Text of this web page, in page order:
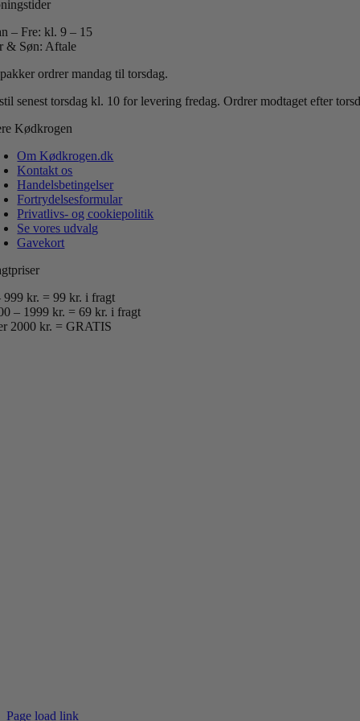
– Fre: kl. 9 – 15
& Søn: Aftale
ordrer mandag til torsdag.
senest torsdag kl. 10 for levering fredag.Ordrer modtaget efter
Kødkrogen
Om Kødkrogen.dk
Kontakt os
Handelsbetingelser
Fortrydelsesformular
Privatlivs- og cookiepolitik
Se vores udvalg
Gavekort
999 kr. = 99 kr. i fragt
– 1999 kr. = 69 kr. i fragt
2000 kr. = GRATIS
Page load link